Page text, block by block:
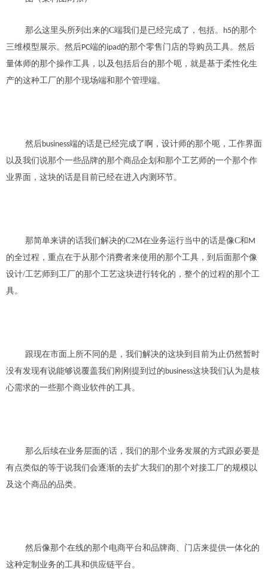
那么这里头所列出来的C端我们是已经完成了，包括。 h5的那个
三维模型展示。然后PC端的ipad的那个零售门店的导购员工具。然后
量体师的那个操作工具，以及包括后台的那个呃，就是基于柔性化生
产的这种工厂的那个现场端和那个管理端。
然后business端的话是已经完成了啊，设计师的那个呃，工作界面
以及我们说那个一些品牌的那个商品企划和那个工艺师的一个那个作
业界面 ， 这块的话是目前已经在进入内测环节。
那简单来讲的话我们解决的C2M在业务运行当中的话是像C和 M
的全过程，重点在于从那个消费者来使用的那个工具，到后面那个像
设计/工艺师到工厂的那个工艺这块进行转化的，整个的过程的那个工
具。
跟现在市面上所不同的是， 我们解决的这块到目前为止仍然暂时
没有发现有说能够说覆盖我们刚刚提到过的business这块我们认为是核
心需求的一些那个商业软件的工具。
那么后续在业务层面的话，我们的那个业务发展的方式跟必要是
有点类似的等于说我们会逐渐的去扩大我们的那个对接工厂的规模以
及这个商品的品类。
然后像那个在线的那个电商平台和品牌商、门店来提供一体化的
这种定制业务的工具和供应链平台。